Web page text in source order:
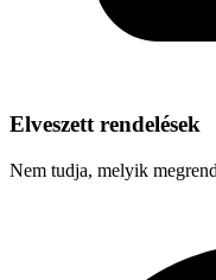
Elveszett rendelések
Nem tudja, melyik